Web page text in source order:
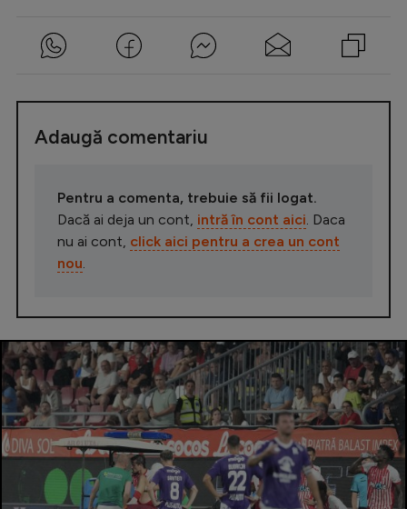
Adaugă comentariu
Pentru a comenta, trebuie să fii logat.
Dacă ai deja un cont, intră în cont aici . Daca
nu ai cont, click aici pentru a crea un cont
nou